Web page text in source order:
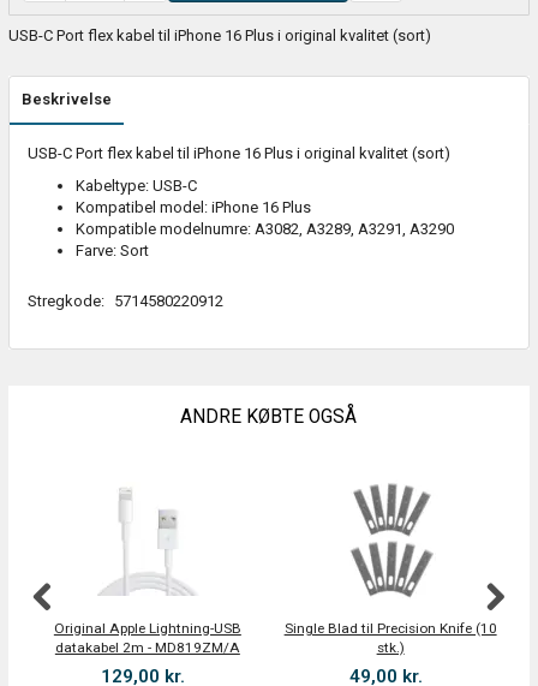
USB-C Port flex kabel til iPhone 16 Plus i original kvalitet (sort)
Beskrivelse
USB-C Port flex kabel til iPhone 16 Plus i original kvalitet (sort)
Kabeltype: USB-C
Kompatibel model: iPhone 16 Plus
Kompatible modelnumre: A3082, A3289, A3291, A3290
Farve: Sort
Stregkode: 5714580220912
ANDRE KØBTE OGSÅ
Original Apple Lightning-USB
datakabel 2m - MD819ZM/A
129,00 kr.
Single Blad til Precision Knife (10
stk.)
49,00 kr.